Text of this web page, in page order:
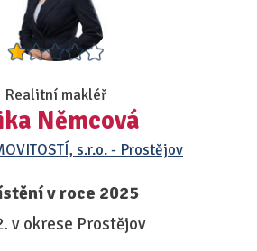
Realitní makléř
Němcová
s.r.o. - Prostějov
v roce 2025
v okrese Prostějov